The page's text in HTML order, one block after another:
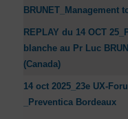
BRUNET_Management
REPLAY du 14 OCT
blanche au Pr Luc
(Canada)
14 oct 2025_23e UX-
_Preventica Bordeaux